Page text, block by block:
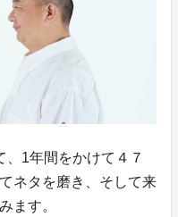
1年間をかけて４７
ネタを磨き、そして来
ます。